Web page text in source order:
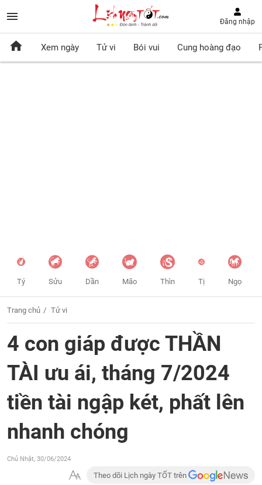
Đăng nhập
Xem ngày Tử vi Bói vui Cung hoàng đạo
Tý Sửu Dần Mão Thìn Tị Ngọ
Trang chủ Tử vi
4 con giáp được THẦN
TÀI ưu ái, tháng 7/2024
tiền tài ngập két, phất lên
nhanh chóng
Chủ Nhật, 30/06/2024
Theo dõi Lịch ngày TỐT trên